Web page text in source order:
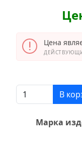
Цена
В
Марка